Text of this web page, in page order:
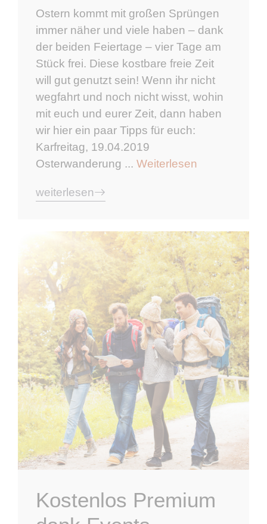
Ostern kommt mit großen Sprüngen
immer näher und viele haben – dank
der beiden Feiertage – vier Tage am
Stück frei. Diese kostbare freie Zeit
will gut genutzt sein! Wenn ihr nicht
wegfahrt und noch nicht wisst, wohin
mit euch und eurer Zeit, dann haben
wir hier ein paar Tipps für euch:
Karfreitag, 19.04.2019
Osterwanderung ... Weiterlesen
weiterlesen
Kostenlos Premium